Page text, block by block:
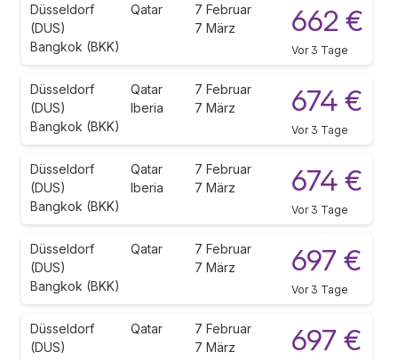
Düsseldorf
(DUS)
Bangkok (BKK)
Qatar
7 Februar
7 März
662 €
Vor 3 Tage
Düsseldorf
(DUS)
Bangkok (BKK)
Qatar
Iberia
7 Februar
7 März
674 €
Vor 3 Tage
Düsseldorf
(DUS)
Bangkok (BKK)
Qatar
Iberia
7 Februar
7 März
674 €
Vor 3 Tage
Düsseldorf
(DUS)
Bangkok (BKK)
Qatar
7 Februar
7 März
697 €
Vor 3 Tage
Düsseldorf
(DUS)
Qatar
7 Februar
7 März
697 €